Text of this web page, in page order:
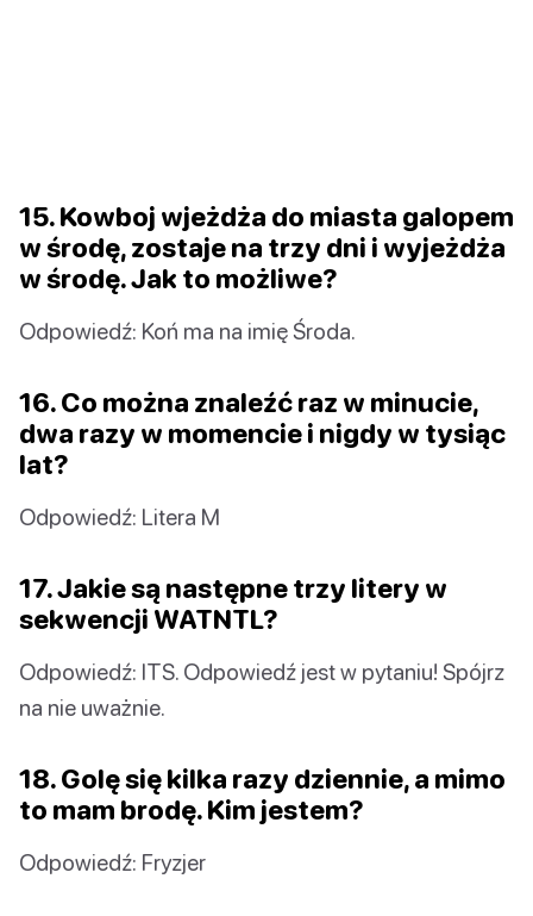
15. Kowboj wjeżdża do miasta galopem
w środę, zostaje na trzy dni i wyjeżdża
w środę. Jak to możliwe?
Odpowiedź: Koń ma na imię Środa.
16. Co można znaleźć raz w minucie,
dwa razy w momencie i nigdy w tysiąc
lat?
Odpowiedź: Litera M
17. Jakie są następne trzy litery w
sekwencji WATNTL?
Odpowiedź: ITS. Odpowiedź jest w pytaniu! Spójrz
na nie uważnie.
18. Golę się kilka razy dziennie, a mimo
to mam brodę. Kim jestem?
Odpowiedź: Fryzjer